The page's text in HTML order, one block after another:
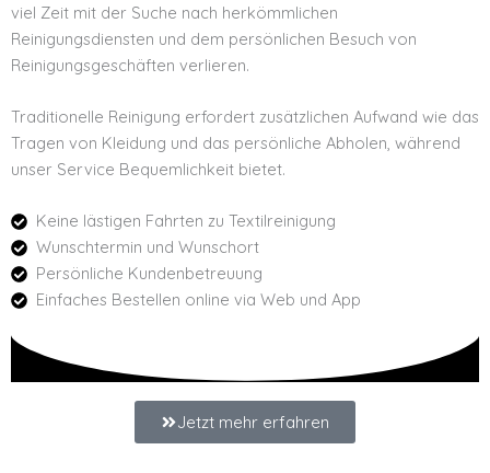
viel Zeit mit der Suche nach herkömmlichen
Reinigungsdiensten und dem persönlichen Besuch von
Reinigungsgeschäften verlieren.
Traditionelle Reinigung erfordert zusätzlichen Aufwand wie das
Tragen von Kleidung und das persönliche Abholen, während
unser Service Bequemlichkeit bietet.
Keine lästigen Fahrten zu Textilreinigung
Wunschtermin und Wunschort
Persönliche Kundenbetreuung
Einfaches Bestellen online via Web und App
Jetzt mehr erfahren